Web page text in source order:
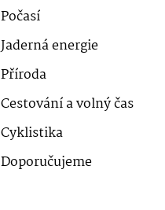
Počasí
Jaderná energie
Příroda
Cestování a volný čas
Cyklistika
Doporučujeme